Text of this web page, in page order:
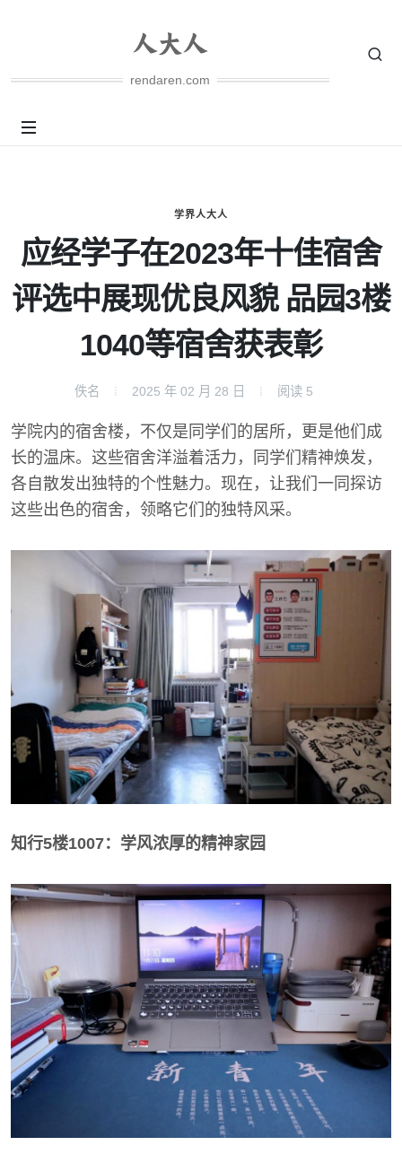
rendaren.com
学界人大人
应经学子在2023年十佳宿舍
评选中展现优良风貌 品园3楼
1040等宿舍获表彰
佚名 2025 年 02 月 28 日 阅读 5
学院内的宿舍楼，不仅是同学们的居所，更是他们成
长的温床。这些宿舍洋溢着活力，同学们精神焕发，
各自散发出独特的个性魅力。现在，让我们一同探访
这些出色的宿舍，领略它们的独特风采。
知行5楼1007：学风浓厚的精神家园